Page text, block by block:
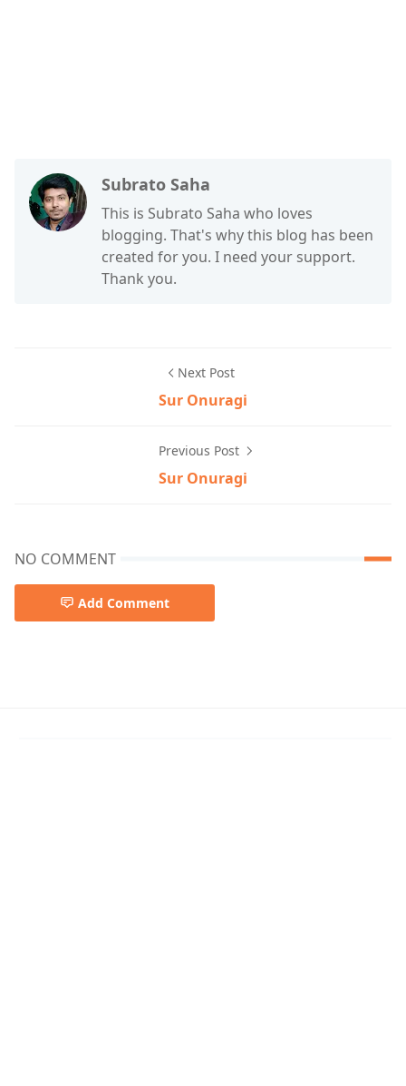
Subrato Saha
This is Subrato Saha who loves
blogging. That's why this blog has been
created for you. I need your support.
Thank you.
Next Post
Sur Onuragi
Previous Post
Sur Onuragi
NO COMMENT
Add Comment